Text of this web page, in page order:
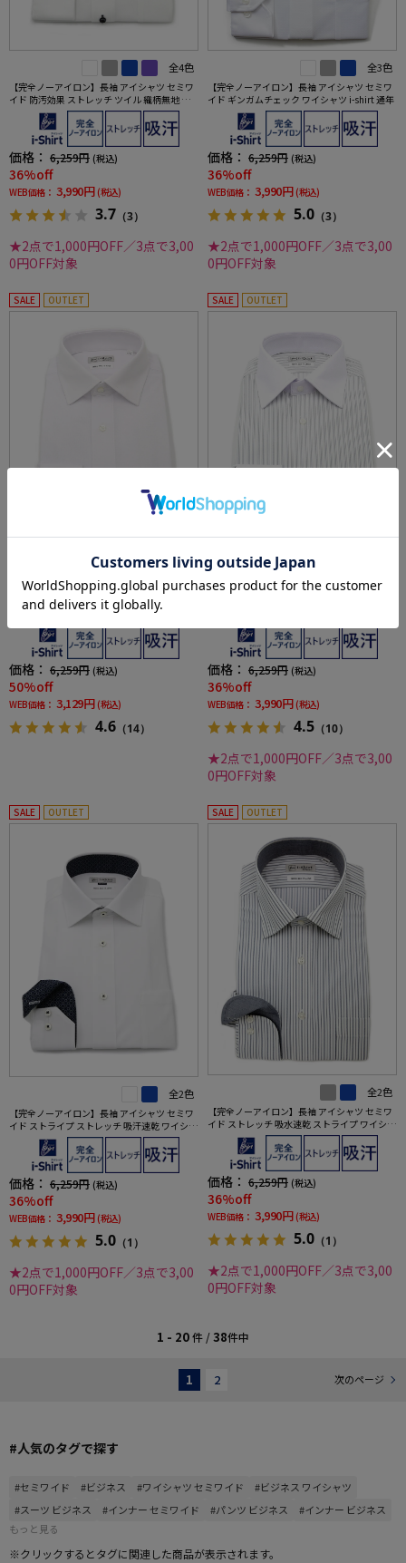
全4色
【完全ノーアイロン】長袖 アイシャツ セミワ
イド 防汚効果 ストレッチ ツイル 織柄無地 ワ
イシャツ i-shirt 通年
価格： 6,259円 (税込)
36%off
WEB価格： 3,990円 (税込)
3.7 （3）
★2点で1,000円OFF／3点で3,00
0円OFF対象
全3色
【完全ノーアイロン】長袖 アイシャツ セミワ
イド ギンガムチェック ワイシャツ i-shirt 通年
価格： 6,259円 (税込)
36%off
WEB価格： 3,990円 (税込)
5.0 （3）
★2点で1,000円OFF／3点で3,00
0円OFF対象
SALE OUTLET
全2色
【完全ノーアイロン】アイシャツ セミワイド
ストレッチ 吸汗速乾 織柄スクエア ワイシャツ
i-shirt 通年
価格： 6,259円 (税込)
50%off
WEB価格： 3,129円 (税込)
4.6 （14）
SALE OUTLET
価格： 6,259円 (税込)
36%off
WEB価格： 3,990円 (税込)
4.5 （10）
★2点で1,000円OFF／3点で3,00
0円OFF対象
SALE OUTLET
全2色
【完全ノーアイロン】長袖 アイシャツ セミワ
イド ストライプ ストレッチ 吸汗速乾 ワイシャ
ツ i-shirt 通年
価格： 6,259円 (税込)
36%off
WEB価格： 3,990円 (税込)
5.0 （1）
★2点で1,000円OFF／3点で3,00
0円OFF対象
SALE OUTLET
全2色
【完全ノーアイロン】長袖 アイシャツ セミワ
イド ストレッチ 吸水速乾 ストライプ ワイシャ
ツ i-shirt 通年
価格： 6,259円 (税込)
36%off
WEB価格： 3,990円 (税込)
5.0 （1）
★2点で1,000円OFF／3点で3,00
0円OFF対象
1 - 20件 /38件中
1 2 次のページ
#人気のタグで探す
#セミワイド #ビジネス #ワイシャツ セミワイド
#ビジネス ワイシャツ
#スーツ ビジネス
#インナー セミワイド #パンツ ビジネス
#インナー ビジネス
もっと見る
※クリックするとタグに関連した商品が表示されます。